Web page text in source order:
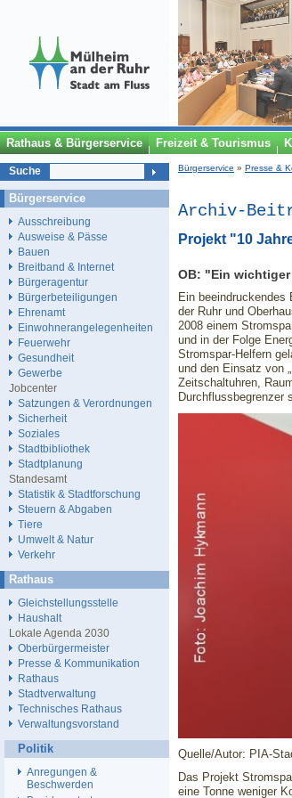
Rathaus & Bürgerservice Freizeit & Tourismus
Bürgerservice » Presse &
Archiv-
Projekt "10
OB: "Ein
Ein beeindruckendes
der Ruhr und
2008 einem
und in der Folge
Stromspar-Helfern
und den Einsatz von
Zeitschaltuhren,
Durchflussbegrenzer
Quelle/Autor: PIA-
Das Projekt
eine Tonne weniger
Suche
Bürgerservice
Ausschreibung
Ausweise & Pässe
Bauen
Breitband & Internet
Bürgeragentur
Bürgerbeteiligungen
Ehrenamt
Einwohnerangelegenheiten
Feuerwehr
Gesundheit
Gewerbe
Jobcenter
Satzungen & Verordnungen
Sicherheit
Soziales
Stadtbibliothek
Stadtplanung
Standesamt
Statistik & Stadtforschung
Steuern & Abgaben
Tiere
Umwelt & Natur
Verkehr
Rathaus
Gleichstellungsstelle
Haushalt
Lokale Agenda 2030
Oberbürgermeister
Presse & Kommunikation
Rathaus
Stadtverwaltung
Technisches Rathaus
Verwaltungsvorstand
Politik
Anregungen &
Beschwerden